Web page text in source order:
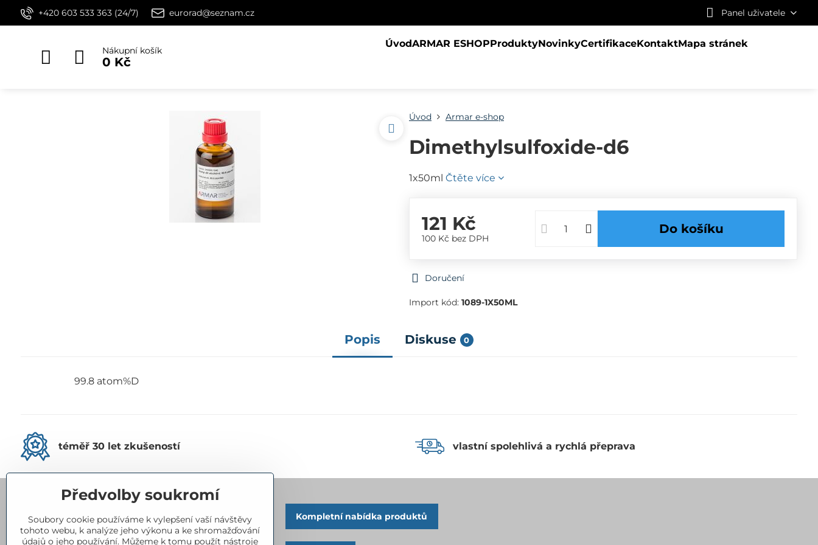
+420 603 533 363 (24/7) eurorad@seznam.cz Panel uživatele
Nákupní košík
0 Kč
ÚvodARMAR ESHOPProduktyNovinkyCertifikaceKontaktMapa stránek
Úvod Armar e-shop
Dimethylsulfoxide-d6
1x50ml Čtěte více
121 Kč
100 Kč bez DPH
Do košíku
Doručení
Import kód: 1089-1X50ML
Popis Diskuse 0
99.8 atom%D
téměř 30 let zkušeností vlastní spolehlivá a rychlá přeprava
Eurorad, spol​. s r​.o​.
Kompletní nabídka produktů
Předvolby soukromí
Soubory cookie používáme k vylepšení vaší návštěvy
tohoto webu, k analýze jeho výkonu a ke shromažďování
údajů o jeho používání. Můžeme k tomu použít nástroje